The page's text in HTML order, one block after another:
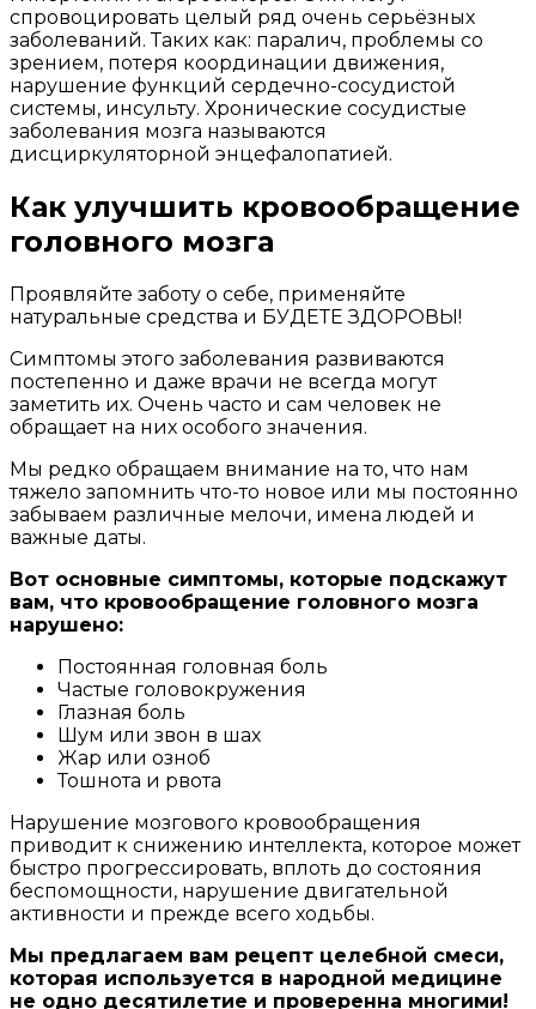
спровоцировать целый ряд очень серьёзных
заболеваний. Таких как: паралич, проблемы со
зрением, потеря координации движения,
нарушение функций сердечно-сосудистой
системы, инсульту. Хронические сосудистые
заболевания мозга называются
дисциркуляторной энцефалопатией.
Как улучшить кровообращение
головного мозга
Проявляйте заботу о себе, применяйте
натуральные средства и БУДЕТЕ ЗДОРОВЫ!
Симптомы этого заболевания развиваются
постепенно и даже врачи не всегда могут
заметить их. Очень часто и сам человек не
обращает на них особого значения.
Мы редко обращаем внимание на то, что нам
тяжело запомнить что-то новое или мы постоянно
забываем различные мелочи, имена людей и
важные даты.
Вот основные симптомы, которые подскажут
вам, что кровообращение головного мозга
нарушено:
Постоянная головная боль
Частые головокружения
Глазная боль
Шум или звон в шах
Жар или озноб
Тошнота и рвота
Нарушение мозгового кровообращения
приводит к снижению интеллекта, которое может
быстро прогрессировать, вплоть до состояния
беспомощности, нарушение двигательной
активности и прежде всего ходьбы.
Мы предлагаем вам рецепт целебной смеси,
которая используется в народной медицине
не одно десятилетие и проверенна многими!